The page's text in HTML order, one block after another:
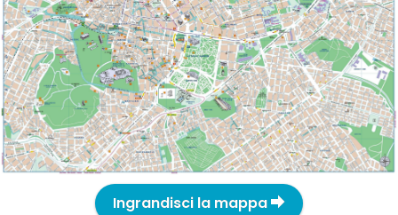
Ingrandisci la mappa